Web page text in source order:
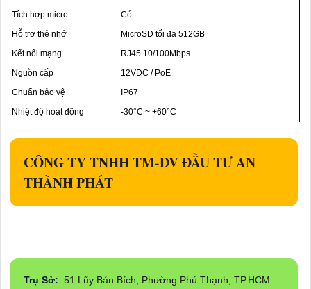
Tích hợp micro
Có
Hỗ trợ thẻ nhớ
MicroSD tối đa 512GB
Kết nối mạng
RJ45 10/100Mbps
Nguồn cấp
12VDC / PoE
Chuẩn bảo vệ
IP67
Nhiệt độ hoạt động
-30°C ~ +60°C
CÔNG TY TNHH TM-DV ĐẦU TƯ AN
THÀNH PHÁT
Trụ Sở: 51 Lũy Bán Bích, Phường Phú Thạnh, TP.HCM